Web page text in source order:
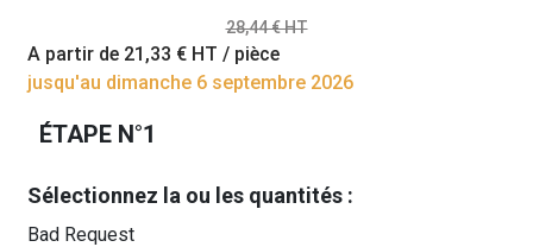
28,44 € HT
A partir de 21,33 € HT / pièce
jusqu'au dimanche 6 septembre 2026
ÉTAPE N°1
Sélectionnez la ou les quantités :
Bad Request